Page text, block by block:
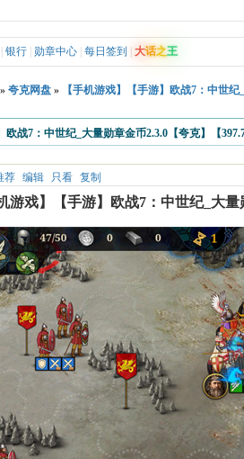
银行 勋章中心 每日签到 大话之王
» 夸克网盘 » 【手机游戏】【手游】欧战7：中世
欧战7：中世纪_大量勋章金币2.3.0【夸克】【
荐 编辑 只看 复制
游戏】【手游】欧战7：中世纪_大